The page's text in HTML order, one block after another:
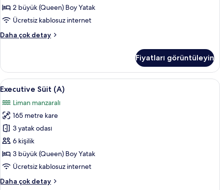
2 büyük (Queen) Boy Yatak
Ücretsiz kablosuz internet
Daha çok detay
Family
fazla
detay
Fiyatları görüntüleyin
Executive
Süit
(A)
için
tüm
fotoğrafları
görün
Executive Süit (A) | Ses yalıtımı,
9
Executive Süit (A)
Liman manzaralı
165 metre kare
3 yatak odası
6 kişilik
3 büyük (Queen) Boy Yatak
Ücretsiz kablosuz internet
Daha çok detay
Executive